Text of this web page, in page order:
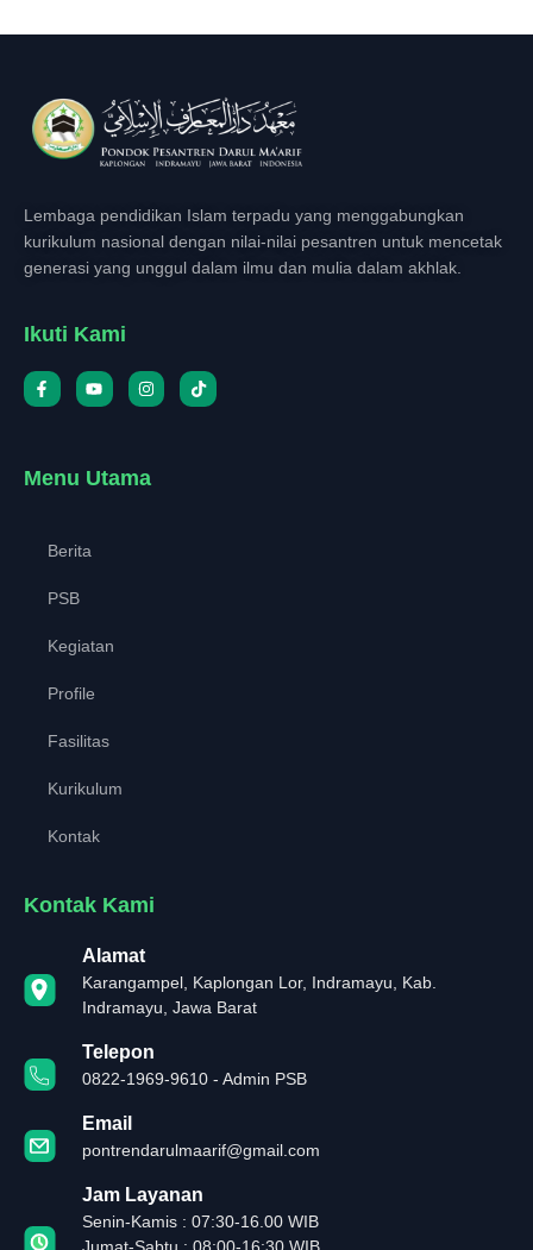
Lembaga pendidikan Islam terpadu yang menggabungkan
kurikulum nasional dengan nilai-nilai pesantren untuk mencetak
generasi yang unggul dalam ilmu dan mulia dalam akhlak.
Ikuti Kami
Menu Utama
Berita
PSB
Kegiatan
Profile
Fasilitas
Kurikulum
Kontak
Kontak Kami
Alamat
Karangampel, Kaplongan Lor, Indramayu, Kab.
Indramayu, Jawa Barat
Telepon
0822-1969-9610 - Admin PSB
Email
pontrendarulmaarif@gmail.com
Jam Layanan
Senin-Kamis : 07:30-16.00 WIB